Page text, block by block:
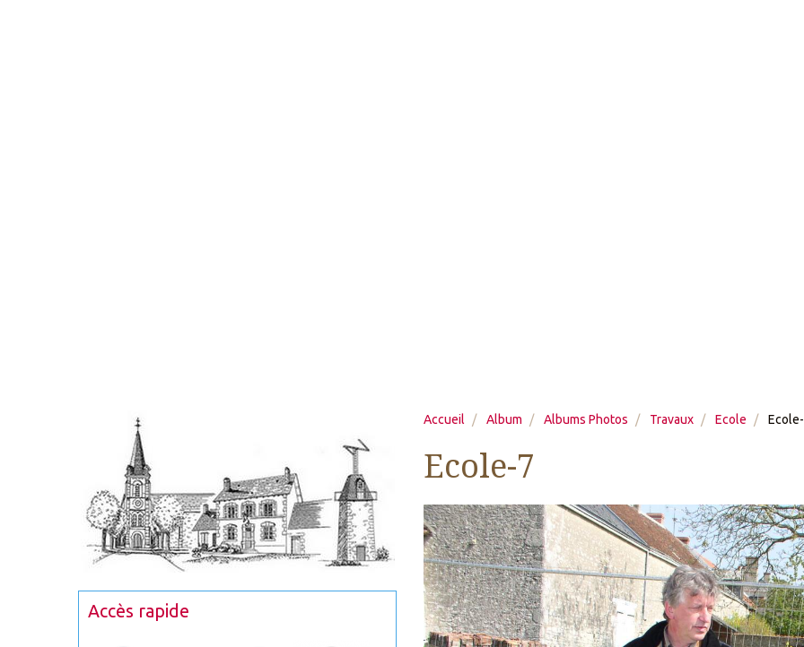
Accueil Album Albums Photos Travaux Ecole
Ecole-7
Accès rapide